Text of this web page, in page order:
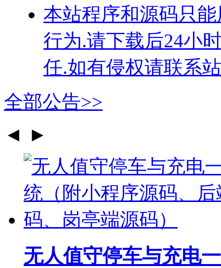
本站程序和源码只
行为.请下载后24小
任.如有侵权请联系
全部公告>>
◄ ►
无人值守停车与充电